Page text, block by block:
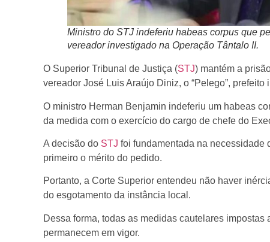
Ministro do STJ indeferiu habeas corpus que
vereador investigado na Operação Tântalo II.
O Superior Tribunal de Justiça (STJ) mantém a
vereador José Luis Araújo Diniz, o “Pelego”, prefeito
O ministro Herman Benjamin indeferiu um habeas
da medida com o exercício do cargo de chefe do
A decisão do STJ foi fundamentada na necessidade
primeiro o mérito do pedido.
Portanto, a Corte Superior entendeu não haver
do esgotamento da instância local.
Dessa forma, todas as medidas cautelares impostas
permanecem em vigor.